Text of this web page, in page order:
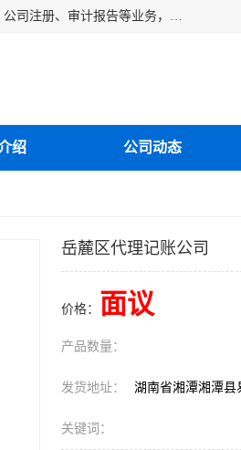
湘潭纳川会计服务有限公司主营从事：湘潭公司账务清理、湘潭公司注销、代理记账、公司变更、公司注册、审计报告等业务，公司设立有专门的代理注册部门，现有工商代办专员，部门经理从事工商代办多年，对各地区公司注册、公司变更、进出口业务等流程以及各行业公司注册、变更所需注意的细节都非常熟悉。
绍 公司动态
岳麓区代理记账公司
价格： 面议
产品数量：
发货地址： 湖南省湘潭湘潭县
关键词：